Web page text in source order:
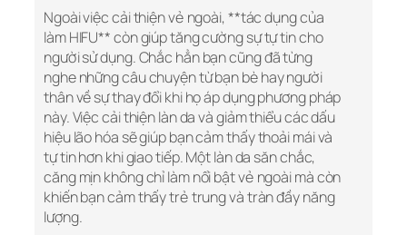
Ngoài việc cải thiện vẻ ngoài, **tác dụng của
làm HIFU** còn giúp tăng cường sự tự tin cho
người sử dụng. Chắc hẳn bạn cũng đã từng
nghe những câu chuyện từ bạn bè hay người
thân về sự thay đổi khi họ áp dụng phương pháp
này. Việc cải thiện làn da và giảm thiểu các dấu
hiệu lão hóa sẽ giúp bạn cảm thấy thoải mái và
tự tin hơn khi giao tiếp. Một làn da săn chắc,
căng mịn không chỉ làm nổi bật vẻ ngoài mà còn
khiến bạn cảm thấy trẻ trung và tràn đầy năng
lượng.